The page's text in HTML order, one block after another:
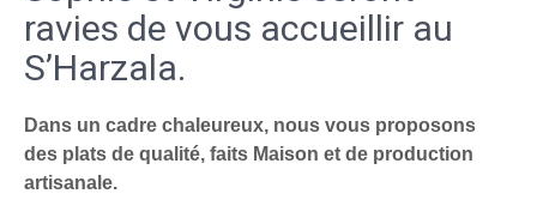
ravies de vous accueillir au
S’Harzala.
Dans un cadre chaleureux, nous vous proposons
des plats de qualité, faits Maison et de production
artisanale.